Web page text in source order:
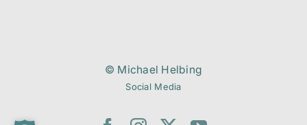
© Michael Helbing
Social Media